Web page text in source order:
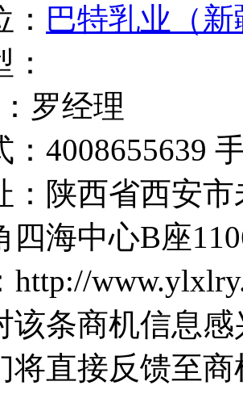
巴特乳业（
罗经理
4008655639
：陕西省西安
四海中心B座
该条商机信息
将直接反馈至